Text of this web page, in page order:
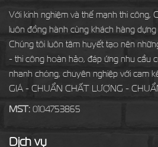
Với kinh nghiệm và thế mạnh thi công,
luôn đồng hành cùng khách hàng
Chúng tôi luôn tâm huyết tạo nên
- thi công hoàn hảo, đáp ứng nhu cầu
nhanh chóng, chuyên nghiệp với cam
GIÁ - CHUẨN CHẤT LƯỢNG -
MST: 0104753865
Dịch vụ